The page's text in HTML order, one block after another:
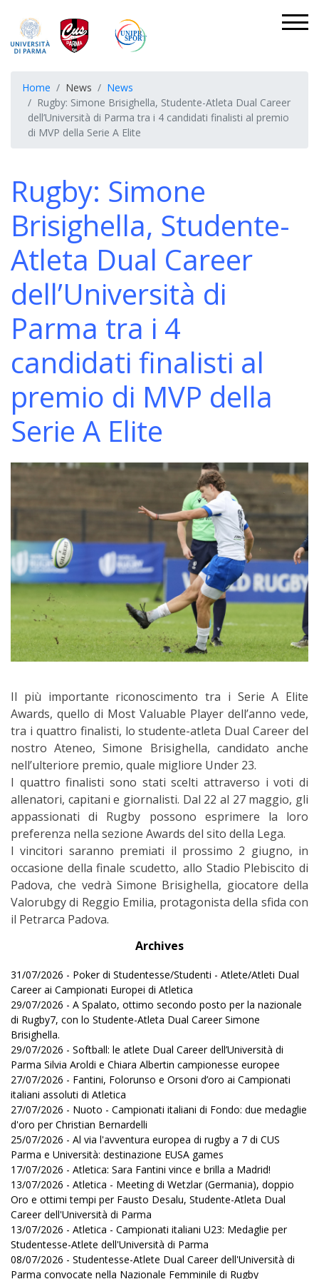
Home News
News
Rugby: Simone Brisighella, Studente-Atleta Dual Career
dell’Università di Parma tra i 4 candidati finalisti al premio
di MVP della Serie A Elite
Rugby: Simone
Brisighella, Studente-
Atleta Dual Career
dell’Università di
Parma tra i 4
candidati finalisti al
premio di MVP della
Serie A Elite
Il più importante riconoscimento tra i Serie A Elite
Awards, quello di Most Valuable Player dell’anno vede,
tra i quattro finalisti, lo studente-atleta Dual Career del
nostro Ateneo, Simone Brisighella, candidato anche
nell’ulteriore premio, quale migliore Under 23.
I quattro finalisti sono stati scelti attraverso i voti di
allenatori, capitani e giornalisti. Dal 22 al 27 maggio, gli
appassionati di Rugby possono esprimere la loro
preferenza nella sezione Awards del sito della Lega.
I vincitori saranno premiati il prossimo 2 giugno, in
occasione della finale scudetto, allo Stadio Plebiscito di
Padova, che vedrà Simone Brisighella, giocatore della
Valorubgy di Reggio Emilia, protagonista della sfida con
il Petrarca Padova.
Archives
31/07/2026 - Poker di Studentesse/Studenti - Atlete/Atleti Dual
Career ai Campionati Europei di Atletica
29/07/2026 - A Spalato, ottimo secondo posto per la nazionale
di Rugby7, con lo Studente-Atleta Dual Career Simone
Brisighella.
29/07/2026 - Softball: le atlete Dual Career dell’Università di
Parma Silvia Aroldi e Chiara Albertin campionesse europee
27/07/2026 - Fantini, Folorunso e Orsoni d’oro ai Campionati
italiani assoluti di Atletica
27/07/2026 - Nuoto - Campionati italiani di Fondo: due medaglie
d'oro per Christian Bernardelli
25/07/2026 - Al via l'avventura europea di rugby a 7 di CUS
Parma e Università: destinazione EUSA games
17/07/2026 - Atletica: Sara Fantini vince e brilla a Madrid!
13/07/2026 - Atletica - Meeting di Wetzlar (Germania), doppio
Oro e ottimi tempi per Fausto Desalu, Studente-Atleta Dual
Career dell'Università di Parma
13/07/2026 - Atletica - Campionati italiani U23: Medaglie per
Studentesse-Atlete dell'Università di Parma
08/07/2026 - Studentesse-Atlete Dual Career dell'Università di
Parma convocate nella Nazionale Femminile di Rugby